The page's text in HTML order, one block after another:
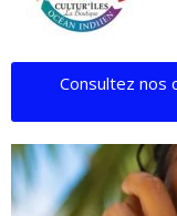
Consultez nos